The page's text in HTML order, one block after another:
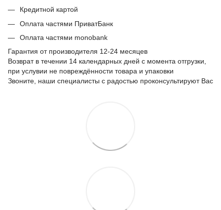
Кредитной картой
Оплата частями ПриватБанк
Оплата частями monobank
Гарантия от производителя 12-24 месяцев
Возврат в течении 14 календарных дней с момента отгрузки,
при услувии не повреждённости товара и упаковки
Звоните, наши специалисты с радостью проконсультируют Вас